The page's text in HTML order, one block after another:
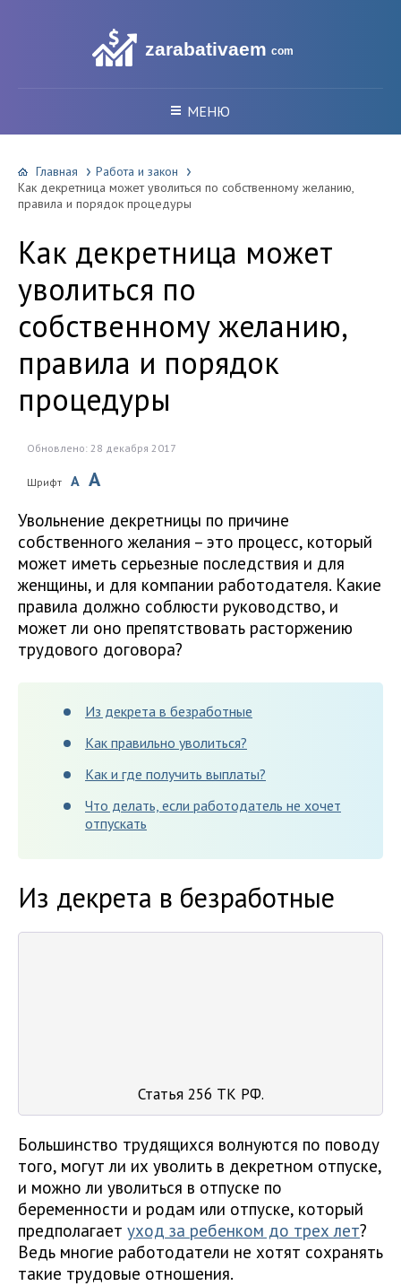
zarabativaem com
МЕНЮ
Главная
Работа и закон
Как декретница может уволиться по собственному желанию,
правила и порядок процедуры
Как декретница может
уволиться по
собственному желанию,
правила и порядок
процедуры
Обновлено: 28 декабря 2017
Шрифт A A
Увольнение декретницы по причине
собственного желания – это процесс, который
может иметь серьезные последствия и для
женщины, и для компании работодателя. Какие
правила должно соблюсти руководство, и
может ли оно препятствовать расторжению
трудового договора?
Из декрета в безработные
Как правильно уволиться?
Как и где получить выплаты?
Что делать, если работодатель не хочет
отпускать
Из декрета в безработные
Статья 256 ТК РФ.
Большинство трудящихся волнуются по поводу
того, могут ли их уволить в декретном отпуске,
и можно ли уволиться в отпуске по
беременности и родам или отпуске, который
предполагает уход за ребенком до трех лет?
Ведь многие работодатели не хотят сохранять
такие трудовые отношения.